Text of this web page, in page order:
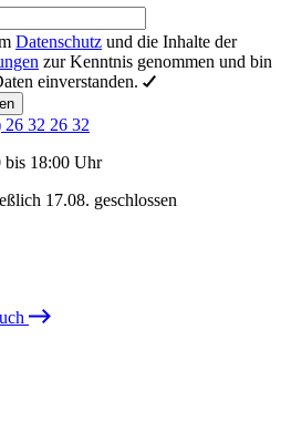
Datenschutz und die Inhalte der
zur Kenntnis genommen und bin
einverstanden.
26 32 26 32
bis 18:00 Uhr
17.08. geschlossen